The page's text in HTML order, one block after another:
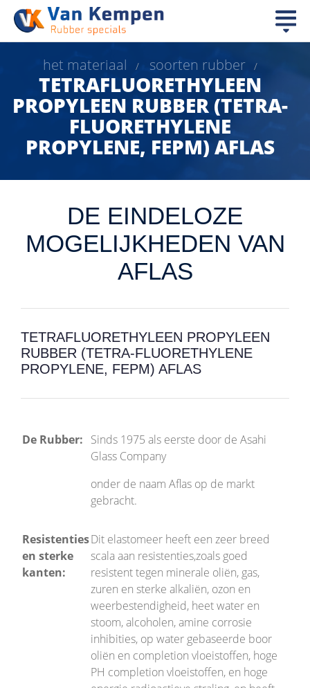
het materiaal / soorten rubber /
TETRAFLUORETHYLEEN
PROPYLEEN RUBBER (TETRA-
FLUORETHYLENE
PROPYLENE, FEPM) AFLAS
DE EINDELOZE
MOGELIJKHEDEN VAN
AFLAS
TETRAFLUORETHYLEEN PROPYLEEN
RUBBER (TETRA-FLUORETHYLENE
PROPYLENE, FEPM) AFLAS
De Rubber: Sinds 1975 als eerste door de Asahi
Glass Company
onder de naam Aflas op de markt
gebracht.
Resistenties
en sterke
kanten:
Dit elastomeer heeft een zeer breed
scala aan resistenties,zoals goed
resistent tegen minerale oliën, gas,
zuren en sterke alkaliën, ozon en
weerbestendigheid, heet water en
stoom, alcoholen, amine corrosie
inhibities, op water gebaseerde boor
oliën en completion vloeistoffen, hoge
PH completion vloeistoffen, en hoge